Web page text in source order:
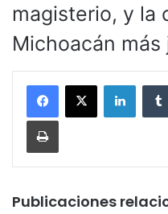
magisterio, y la
Michoacán
Imprimir
Publicaciones